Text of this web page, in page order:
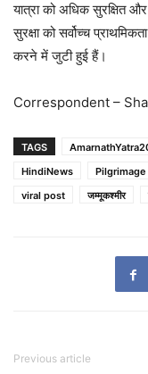
यात्रा को अधिक सुरक्षित
सुरक्षा को सर्वोच्च
करने में जुटी हुई हैं।
Correspondent –
TAGS
HindiNews
Pilgrimage
viral post
जम्मूकश्मीर
Previous article